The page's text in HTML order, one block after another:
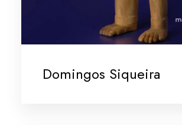
Domingos Siqueira